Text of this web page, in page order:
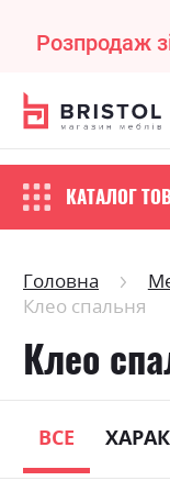
Розпродаж
КАТАЛОГ
Головна
Клео спальня
Клео
ВСЕ